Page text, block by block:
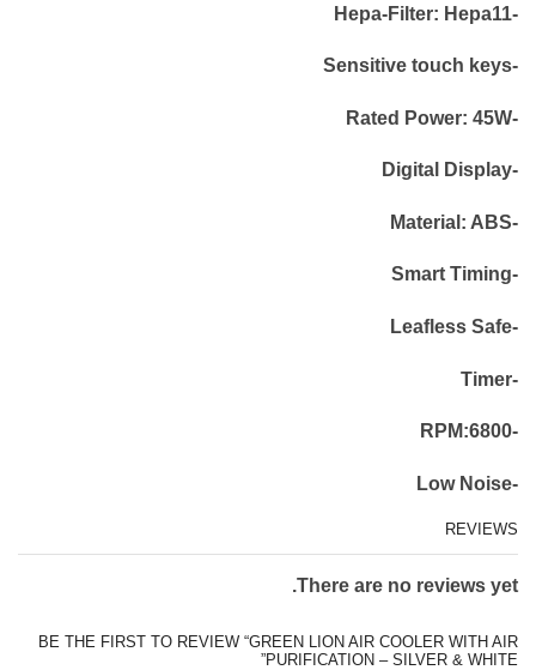
-Hepa-Filter: Hepa11
-Sensitive touch keys
-Rated Power: 45W
-Digital Display
-Material: ABS
-Smart Timing
-Leafless Safe
-Timer
-RPM:6800
-Low Noise
REVIEWS
There are no reviews yet.
BE THE FIRST TO REVIEW “GREEN LION AIR COOLER WITH AIR
PURIFICATION – SILVER & WHITE”